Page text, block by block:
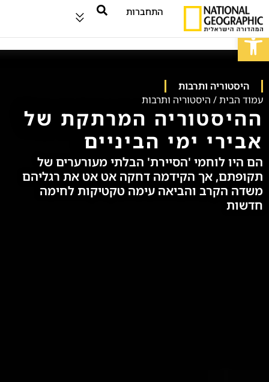
פתח סרגל נגישות
התחברות
היסטוריה ותרבות
עמוד הבית/ היסטוריה ותרבות
ההיסטוריה המרתקת של
אבירי ימי הביניים
הם היו לוחמי 'הסיירת' הבלתי מעורערים של
תקופתם, אך הקידמה דחקה אט אט את רגליהם
משדה הקרב והביאה עימה טקטיקות לחימה
חדשות